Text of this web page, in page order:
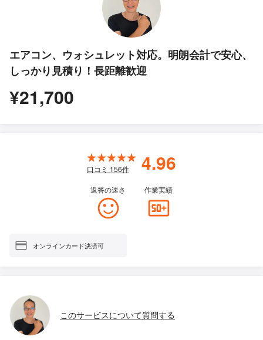
エアコン、ウォシュレット対応。明朗会計で安心、
しっかり見積り！長距離歓迎
¥21,700
口コミ 156件 4.96
返答の速さ 作業実績
オンラインカード決済可
このサービスについて質問する